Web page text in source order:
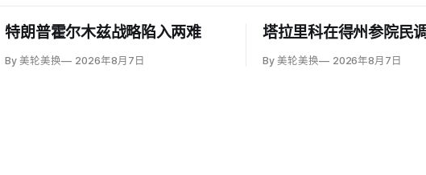
特朗普霍尔木兹战略陷入两难
By 美轮美换 2026年8月7日
塔拉里科在得州参院民
By 美轮美换 2026年8月7日